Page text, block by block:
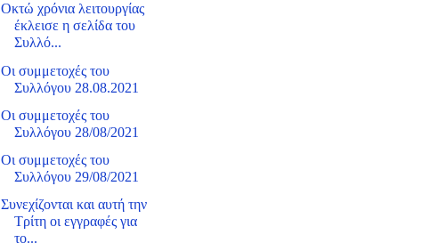
Οκτώ χρόνια λειτουργίας
έκλεισε η σελίδα του
Συλλό...
Οι συμμετοχές του
Συλλόγου 28.08.2021
Οι συμμετοχές του
Συλλόγου 28/08/2021
Οι συμμετοχές του
Συλλόγου 29/08/2021
Συνεχίζονται και αυτή την
Τρίτη οι εγγραφές για
το...